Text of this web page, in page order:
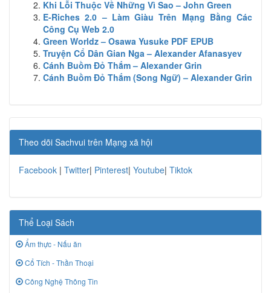
Khi Lỗi Thuộc Về Những Vì Sao – John Green
E-Riches 2.0 – Làm Giàu Trên Mạng Bằng Các
Công Cụ Web 2.0
Green Worldz – Osawa Yusuke PDF EPUB
Truyện Cổ Dân Gian Nga – Alexander Afanasyev
Cánh Buồm Đỏ Thắm – Alexander Grin
Cánh Buồm Đỏ Thắm (Song Ngữ) – Alexander Grin
Theo dõi Sachvui trên Mạng xã hội
Facebook | Twitter| Pinterest| Youtube| Tiktok
Thể Loại Sách
Ẩm thực - Nấu ăn
Cổ Tích - Thần Thoại
Công Nghệ Thông Tin